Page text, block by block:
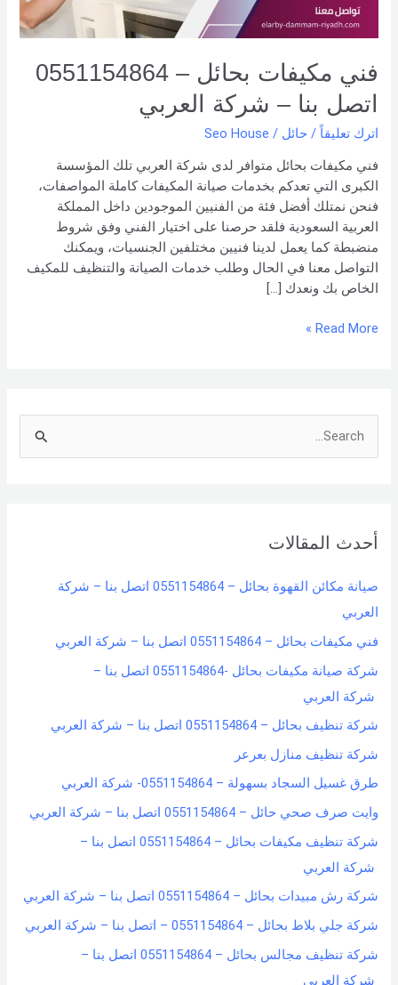
فني مكيفات بحائل – 0551154864
اتصل بنا – شركة العربي
اترك تعليقاً / حائل /
Seo House
فني مكيفات بحائل متوافر لدى شركة العربي تلك المؤسسة
الكبرى التي تعدكم بخدمات صيانة المكيفات كاملة المواصفات،
فنحن نمتلك أفضل فئة من الفنيين الموجودين داخل المملكة
العربية السعودية فلقد حرصنا على اختيار الفني وفق شروط
منضبطة كما يعمل لدينا فنيين مختلفين الجنسيات، ويمكنك
التواصل معنا في الحال وطلب خدمات الصيانة والتنظيف للمكيف
الخاص بك ونعدك […]
Read More »
c
f
o
r
:
أحدث المقالات
صيانة مكائن القهوة بحائل – 0551154864 اتصل بنا – شركة
العربي
فني مكيفات بحائل – 0551154864 اتصل بنا – شركة العربي
شركة صيانة مكيفات بحائل -0551154864 اتصل بنا –
شركة العربي
شركة تنظيف بحائل – 0551154864 اتصل بنا – شركة العربي
شركة تنظيف منازل بعرعر
طرق غسيل السجاد بسهولة – 0551154864- شركة العربي
وايت صرف صحي حائل – 0551154864 اتصل بنا – شركة العربي
شركة تنظيف مكيفات بحائل – 0551154864 اتصل بنا –
شركة العربي
شركة رش مبيدات بحائل – 0551154864 اتصل بنا – شركة العربي
شركة جلي بلاط بحائل – 0551154864 – اتصل بنا – شركة العربي
شركة تنظيف مجالس بحائل – 0551154864 اتصل بنا –
شركة العربي